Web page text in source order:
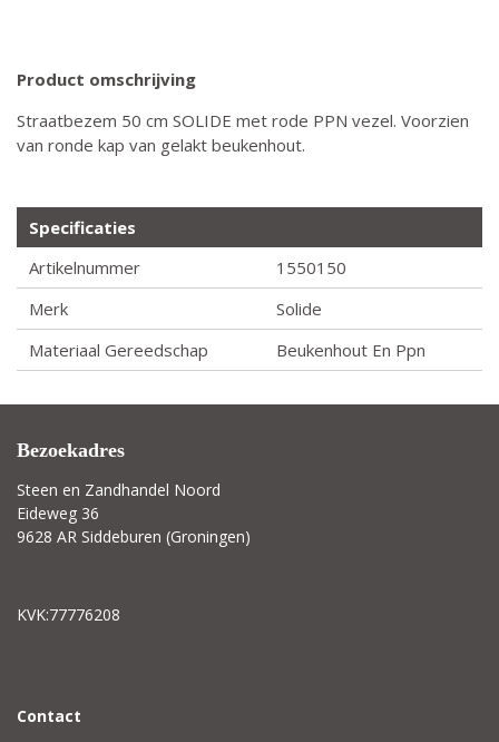
Product omschrijving
Straatbezem 50 cm SOLIDE met rode PPN vezel. Voorzien
van ronde kap van gelakt beukenhout.
Specificaties
Artikelnummer
1550150
Merk
Solide
Materiaal Gereedschap
Beukenhout En Ppn
Bezoekadres
Steen en Zandhandel Noord
Eideweg 36
9628 AR Siddeburen (Groningen)
KVK:77776208
Contact